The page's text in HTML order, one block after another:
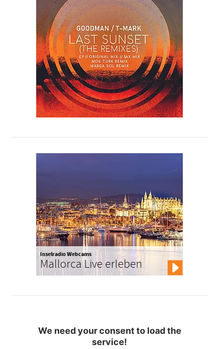
Inselradio Webcams
Mallorca Live erleben
We need your consent to load the
service!